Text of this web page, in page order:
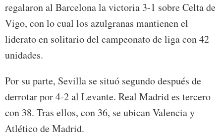
regalaron al Barcelona la victoria 3-1 sobre Celta de
Vigo, con lo cual los azulgranas mantienen el
liderato en solitario del campeonato de liga con 42
unidades.
Por su parte, Sevilla se situó segundo después de
derrotar por 4-2 al Levante. Real Madrid es tercero
con 38. Tras ellos, con 36, se ubican Valencia y
Atlético de Madrid.